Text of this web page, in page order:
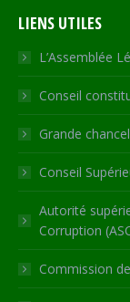
opens
in
new
window
opens
in
new
window
opens
in
new
window
in
LIENS UTILES
L’Assemblée
Conseil
Grande
Conseil
Autorité
Corruption
Commission